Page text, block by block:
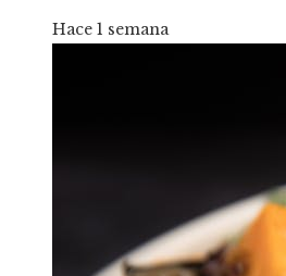
Hace 1 semana